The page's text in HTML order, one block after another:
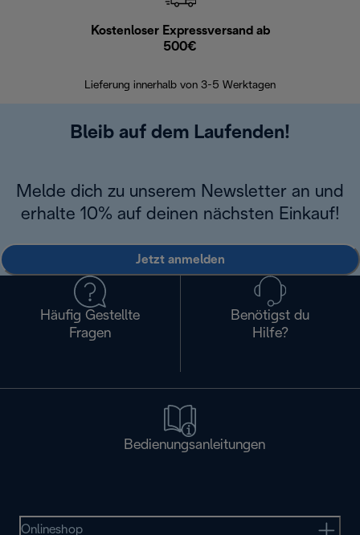
Kostenloser Expressversand ab
500€
Lieferung innerhalb von 3-5 Werktagen
Bleib auf dem Laufenden!
Melde dich zu unserem Newsletter an und
erhalte 10% auf deinen nächsten Einkauf!
Jetzt anmelden
Häufig Gestellte
Fragen
Benötigst du
Hilfe?
Bedienungsanleitungen
Onlineshop